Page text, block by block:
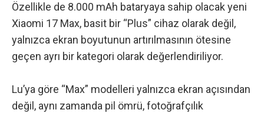
Özellikle de 8.000 mAh bataryaya sahip olacak yeni
Xiaomi 17 Max, basit bir “Plus” cihaz olarak değil,
yalnızca ekran boyutunun artırılmasının ötesine
geçen ayrı bir kategori olarak değerlendiriliyor.
Lu’ya göre “Max” modelleri yalnızca ekran açısından
değil, aynı zamanda pil ömrü, fotoğrafçılık